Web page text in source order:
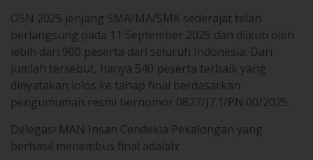
OSN 2025 jenjang SMA/MA/SMK sederajat telah
berlangsung pada 11 September 2025 dan diikuti oleh
lebih dari 900 peserta dari seluruh Indonesia. Dari
jumlah tersebut, hanya 540 peserta terbaik yang
dinyatakan lolos ke tahap final berdasarkan
pengumuman resmi bernomor 0827/J7.1/PN.00/2025.
Delegasi MAN Insan Cendekia Pekalongan yang
berhasil menembus final adalah: